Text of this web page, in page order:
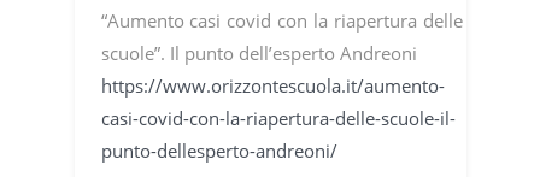
“Aumento casi covid con la riapertura delle
scuole”. Il punto dell’esperto Andreoni
https://www.orizzontescuola.it/aumento-
casi-covid-con-la-riapertura-delle-scuole-il-
punto-dellesperto-andreoni/